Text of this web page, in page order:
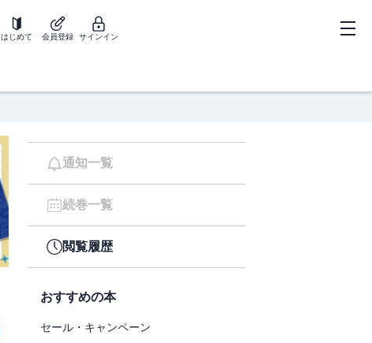
はじめて 会員登録 サインイン
通知一覧
続巻一覧
閲覧履歴
おすすめの本
セール・キャンペーン